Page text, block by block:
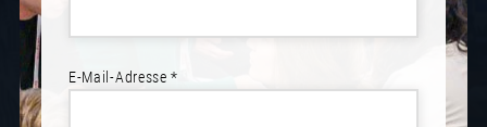
NEWSLETTER ABONNIEREN
E-Mail-Adresse *